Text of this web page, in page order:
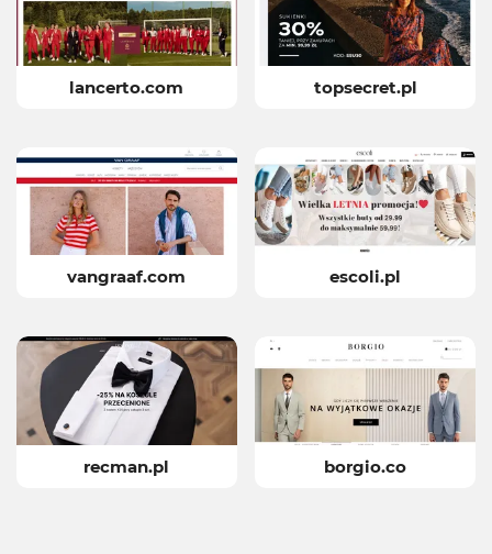
lancerto.com topsecret.pl
vangraaf.com escoli.pl
recman.pl borgio.co